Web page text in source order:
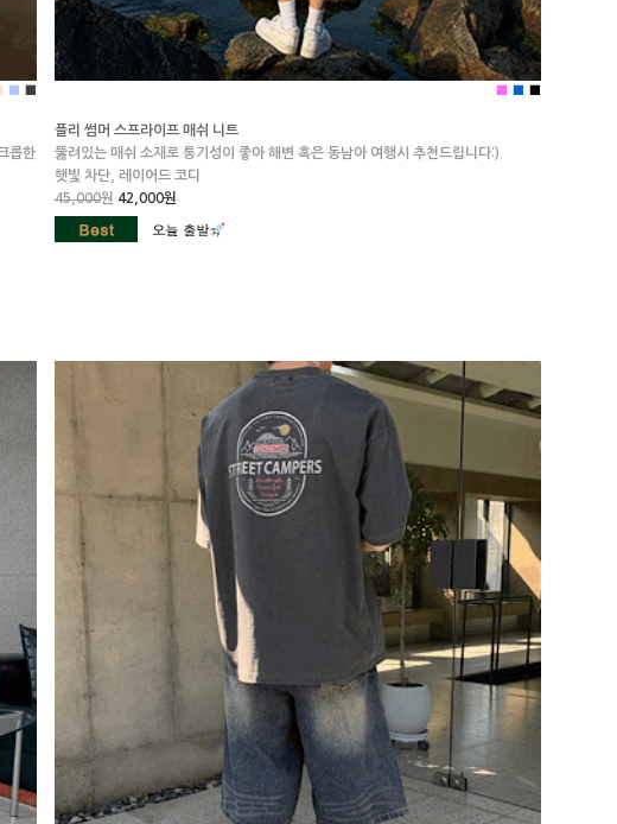
롭한
플리 썸머 스프라이프 매쉬 니트
뚫려있는 매쉬 소재로 통기성이 좋아 해변 혹은 동남아 여행시 추천드립니다:)
햇빛 차단, 레이어드 코디
45,000원 42,000원